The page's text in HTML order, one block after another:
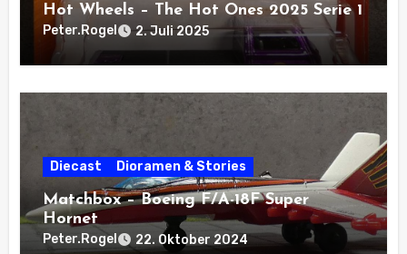
Hot Wheels – The Hot Ones 2025 Serie 1
Peter.Rogel 2. Juli 2025
Diecast Dioramen & Stories
Matchbox – Boeing F/A-18F Super
Hornet
Peter.Rogel 22. Oktober 2024